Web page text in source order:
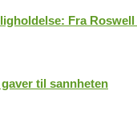
Fra
til sannheten